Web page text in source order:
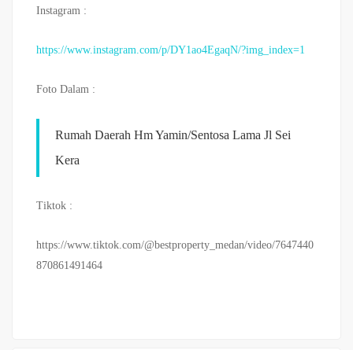
Instagram :
https://www.instagram.com/p/DY1ao4EgaqN/?img_index=1
Foto Dalam :
Rumah Daerah Hm Yamin/Sentosa Lama Jl Sei
Kera
Tiktok :
https://www.tiktok.com/@bestproperty_medan/video/7647440
870861491464